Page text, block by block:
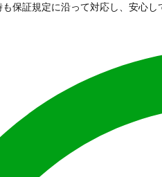
保証規定に沿って対応し、安心